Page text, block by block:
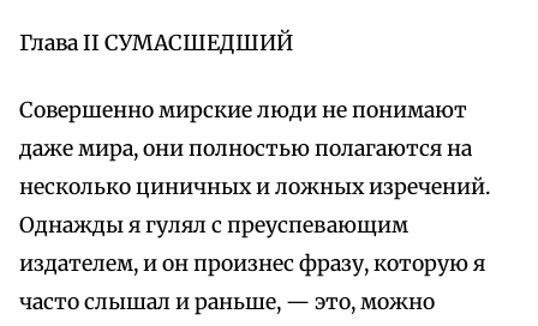
Глава II СУМАСШЕДШИЙ
Совершенно мирские люди не понимают
даже мира, они полностью полагаются на
несколько циничных и ложных изречений.
Однажды я гулял с преуспевающим
издателем, и он произнес фразу, которую я
часто слышал и раньше, — это, можно